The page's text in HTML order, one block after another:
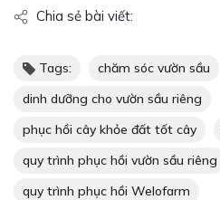
Chia sẻ bài viết:
Tags:
chăm sóc vườn sầu
dinh dưỡng cho vườn sầu riêng
phục hồi cây khỏe đất tốt cây
quy trình phục hồi vườn sầu riêng
quy trình phục hồi Welofarm